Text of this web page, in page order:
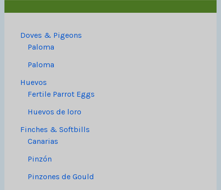
Doves & Pigeons
Paloma
Paloma
Huevos
Fertile Parrot Eggs
Huevos de loro
Finches & Softbills
Canarias
Pinzón
Pinzones de Gould